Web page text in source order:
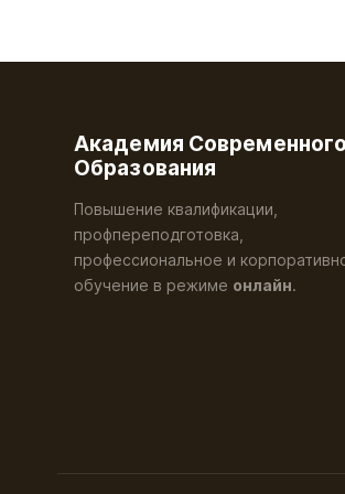
Академия Современного
Образования
Повышение квалификации,
профпереподготовка,
профессиональное и
обучение в режиме онлайн.